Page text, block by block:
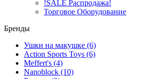
!SALE Распродажа!
Торговое Оборудование
Бренды
Ушки на макушке (6)
Action Sports Toys (6)
Meffert's (4)
Nanoblock (10)